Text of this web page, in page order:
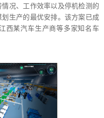
况、工作效率以及停机检测的
生产的最优安排。该方案已成
西某汽车生产商等多家知名车